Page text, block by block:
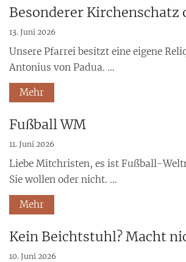
Besonderer Kirchenschatz
13. Juni 2026
Unsere Pfarrei besitzt eine eigene
Antonius von Padua. ...
Mehr
Fußball WM
11. Juni 2026
Liebe Mitchristen, es ist Fußball-
Sie wollen oder nicht. ...
Mehr
Kein Beichtstuhl? Macht
10. Juni 2026